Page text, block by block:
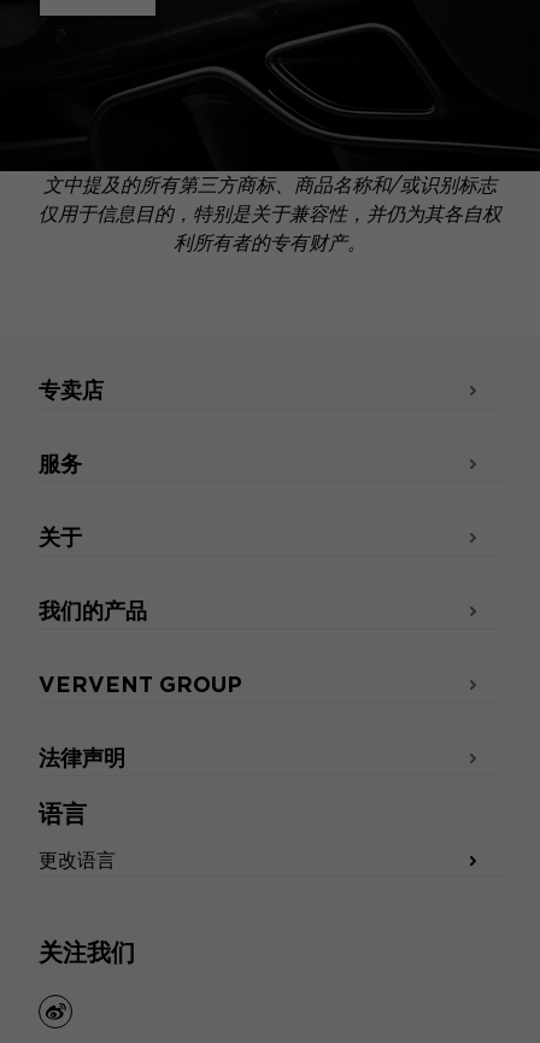
文中提及的所有第三方商标、商品名称和/或识别标志
仅用于信息目的，特别是关于兼容性，并仍为其各自权
利所有者的专有财产。
语言
更改语言
关注我们
weibo
专卖店
服务
关于
我们的产品
VERVENT GROUP
法律声明